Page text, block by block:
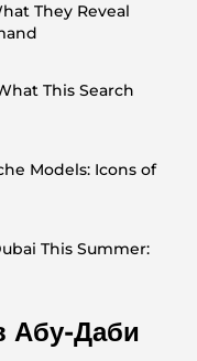
They Reveal
This Search
Models: Icons of
This Summer:
Hub of Global
Абу-Даби